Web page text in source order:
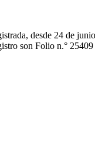
desde 24 de
son Folio n.°